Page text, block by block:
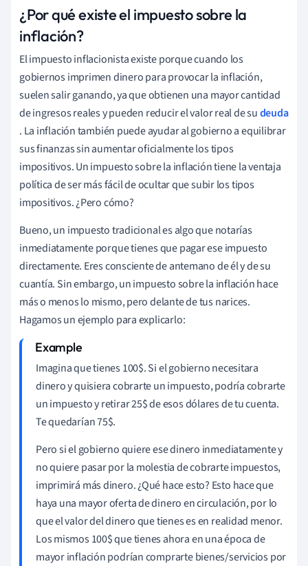
¿Por qué existe el impuesto sobre la
inflación?
El impuesto inflacionista existe porque cuando los
gobiernos imprimen dinero para provocar la inflación,
suelen salir ganando, ya que obtienen una mayor cantidad
de ingresos reales y pueden reducir el valor real de sudeuda
. La inflación también puede ayudar al gobierno a equilibrar
sus finanzas sin aumentar oficialmente los tipos
impositivos. Un impuesto sobre la inflación tiene la ventaja
política de ser más fácil de ocultar que subir los tipos
impositivos. ¿Pero cómo?
Bueno, un impuesto tradicional es algo que notarías
inmediatamente porque tienes que pagar ese impuesto
directamente. Eres consciente de antemano de él y de su
cuantía. Sin embargo, un impuesto sobre la inflación hace
más o menos lo mismo, pero delante de tus narices.
Hagamos un ejemplo para explicarlo:
Imagina que tienes 100$. Si el gobierno necesitara
dinero y quisiera cobrarte un impuesto, podría cobrarte
un impuesto y retirar 25$ de esos dólares de tu cuenta.
Te quedarían 75$.
Pero si el gobierno quiere ese dinero inmediatamente y
no quiere pasar por la molestia de cobrarte impuestos,
imprimirá más dinero. ¿Qué hace esto? Esto hace que
haya una mayor oferta de dinero en circulación, por lo
que el valor del dinero que tienes es en realidad menor.
Los mismos 100$ que tienes ahora en una época de
mayor inflación podrían comprarte bienes/servicios por